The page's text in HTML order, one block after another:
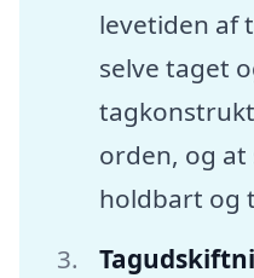
levetiden af
selve taget
orden, og at
holdbart og